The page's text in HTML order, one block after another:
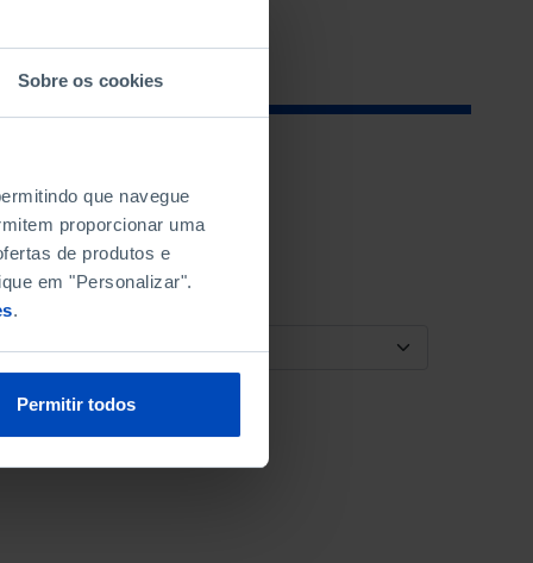
Sobre os cookies
que navegue
proporcionar uma
de produtos e
em "Personalizar".
.
Permitir todos
ORDENAR POR